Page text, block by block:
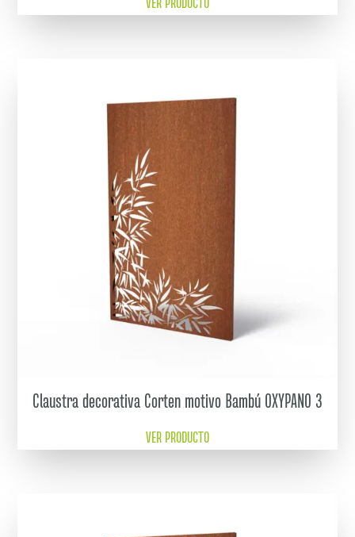
Claustra decorativa Corten motivo Bambú OXYPANO 3
VER PRODUCTO